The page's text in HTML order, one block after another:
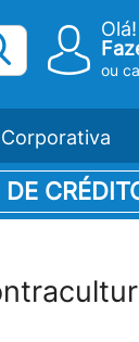
Olá!
ou